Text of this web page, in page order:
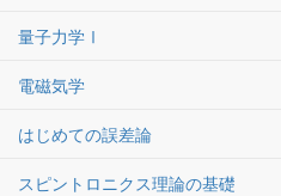
量子力学Ⅰ
電磁気学
はじめての誤差論
スピントロニクス理論の基礎